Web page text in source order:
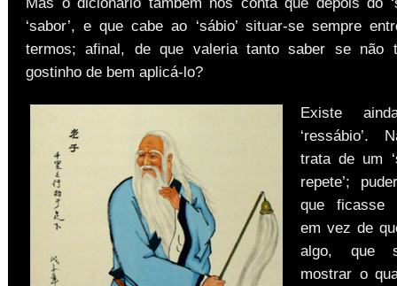
‘sabor’, e que cabe ao ‘sábio’ situar-se sempre
termos; afinal, de que valeria tanto saber se não
gostinho de bem aplicá-lo?
Existe
‘ressábio’.
trata de um
repete’;
que ficasse
em vez de
algo, que
mostrar o